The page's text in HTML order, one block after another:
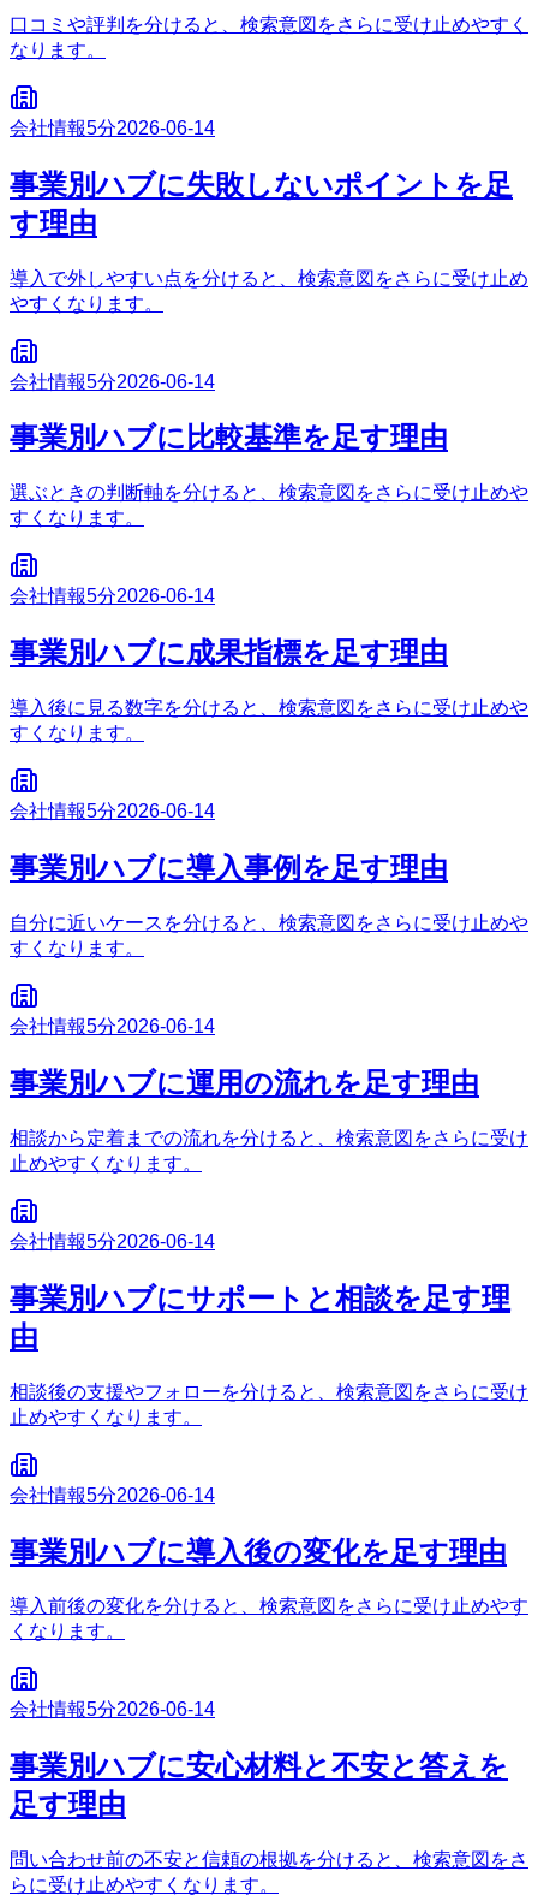
口コミや評判を分けると、検索意図をさらに受け止めやすく
なります。
会社情報5分2026-06-14
事業別ハブに失敗しないポイントを足
す理由
導入で外しやすい点を分けると、検索意図をさらに受け止め
やすくなります。
会社情報5分2026-06-14
事業別ハブに比較基準を足す理由
選ぶときの判断軸を分けると、検索意図をさらに受け止めや
すくなります。
会社情報5分2026-06-14
事業別ハブに成果指標を足す理由
導入後に見る数字を分けると、検索意図をさらに受け止めや
すくなります。
会社情報5分2026-06-14
事業別ハブに導入事例を足す理由
自分に近いケースを分けると、検索意図をさらに受け止めや
すくなります。
会社情報5分2026-06-14
事業別ハブに運用の流れを足す理由
相談から定着までの流れを分けると、検索意図をさらに受け
止めやすくなります。
会社情報5分2026-06-14
事業別ハブにサポートと相談を足す理
由
相談後の支援やフォローを分けると、検索意図をさらに受け
止めやすくなります。
会社情報5分2026-06-14
事業別ハブに導入後の変化を足す理由
導入前後の変化を分けると、検索意図をさらに受け止めやす
くなります。
会社情報5分2026-06-14
事業別ハブに安心材料と不安と答えを
足す理由
問い合わせ前の不安と信頼の根拠を分けると、検索意図をさ
らに受け止めやすくなります。